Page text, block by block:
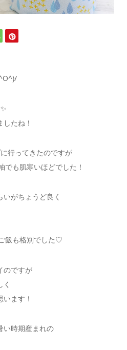
たね！
行ってきたのですが
も肌寒いほどでした！
がちょうど良く
飯も格別でした♡
のですが
ます！
い時期産まれの